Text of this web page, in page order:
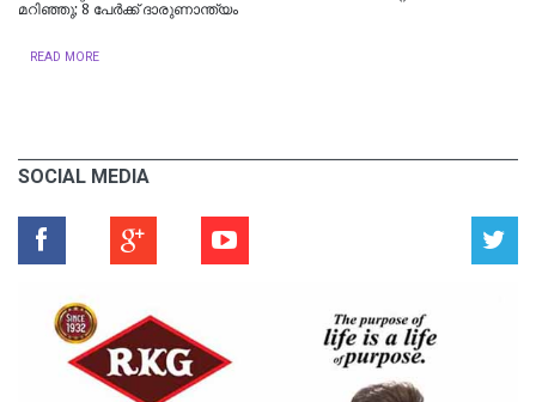
മറിഞ്ഞു; 8 പേര്‍ക്ക് ദാരുണാന്ത്യം
READ MORE
SOCIAL MEDIA